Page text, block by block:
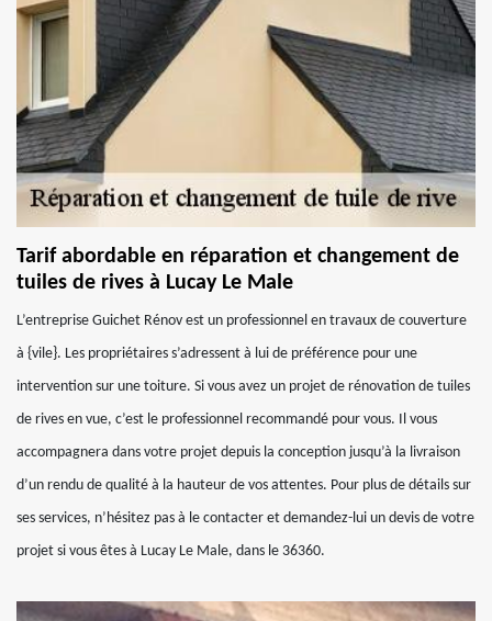
Tarif abordable en réparation et changement de
tuiles de rives à Lucay Le Male
L’entreprise Guichet Rénov est un professionnel en travaux de couverture
à {vile}. Les propriétaires s’adressent à lui de préférence pour une
intervention sur une toiture. Si vous avez un projet de rénovation de tuiles
de rives en vue, c’est le professionnel recommandé pour vous. Il vous
accompagnera dans votre projet depuis la conception jusqu’à la livraison
d’un rendu de qualité à la hauteur de vos attentes. Pour plus de détails sur
ses services, n’hésitez pas à le contacter et demandez-lui un devis de votre
projet si vous êtes à Lucay Le Male, dans le 36360.